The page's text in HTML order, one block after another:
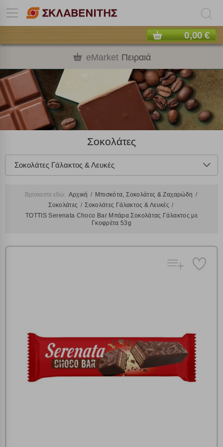
0,00 €
eMarket Πειραιά
Σοκολάτες
Σοκολάτες Γάλακτος & Λευκές
Βρίσκεστε εδώ: Αρχική
Μπισκότα, Σοκολάτες & Ζαχαρώδη
Σοκολάτες
Σοκολάτες Γάλακτος & Λευκές
TOTTIS Serenata Choco Bar Μπάρα Σοκολάτας Γάλακτος με
Γκοφρέτα 53g